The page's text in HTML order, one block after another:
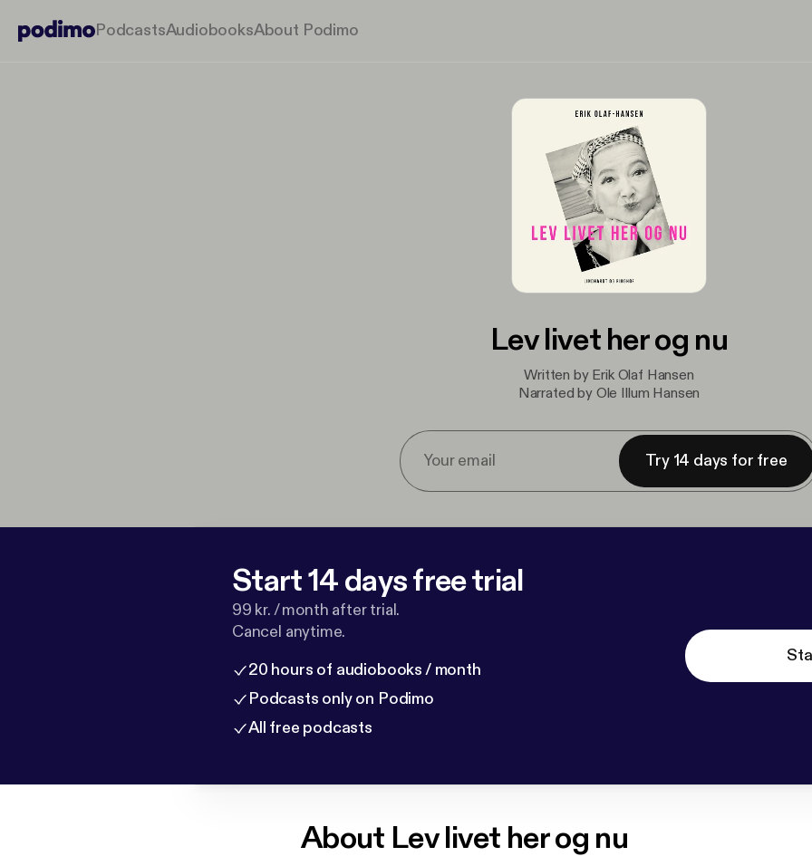
PodcastsAudiobooksAbout Podimo
Lev livet her og nu
Written by Erik Olaf Hansen
Narrated by Ole Illum Hansen
Try 14 days for free
Start 14 days free trial
99 kr. / month after trial.
Cancel anytime.
20 hours of audiobooks / month
Podcasts only on Podimo
All free podcasts
About Lev livet her og nu